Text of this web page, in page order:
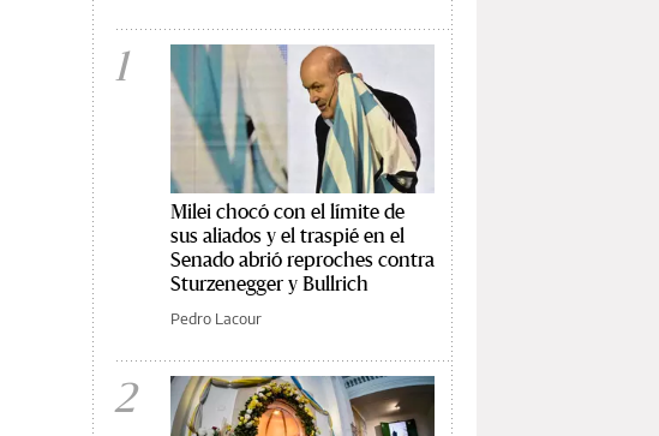
1
Milei chocó con el límite de
sus aliados y el traspié en el
Senado abrió reproches contra
Sturzenegger y Bullrich
Pedro Lacour
2